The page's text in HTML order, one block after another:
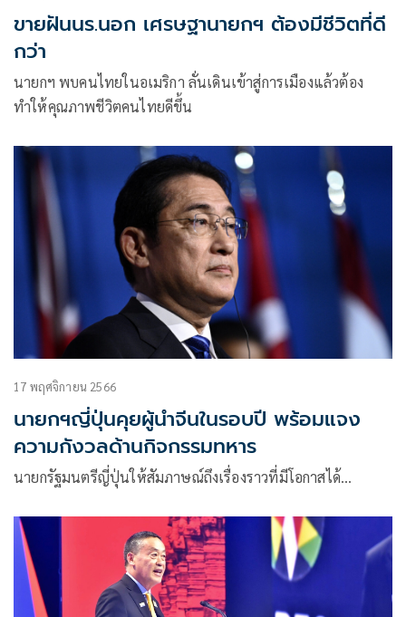
ขายฝันนร.นอก เศรษฐานายกฯ ต้องมีชีวิตที่ดี
กว่า
นายกฯ พบคนไทยในอเมริกา ลั่นเดินเข้าสู่การเมืองแล้วต้อง
ทำให้คุณภาพชีวิตคนไทยดีขึ้น
17 พฤศจิกายน 2566
นายกฯญี่ปุ่นคุยผู้นำจีนในรอบปี พร้อมแจง
ความกังวลด้านกิจกรรมทหาร
นายกรัฐมนตรีญี่ปุ่นให้สัมภาษณ์ถึงเรื่องราวที่มีโอกาสได้…